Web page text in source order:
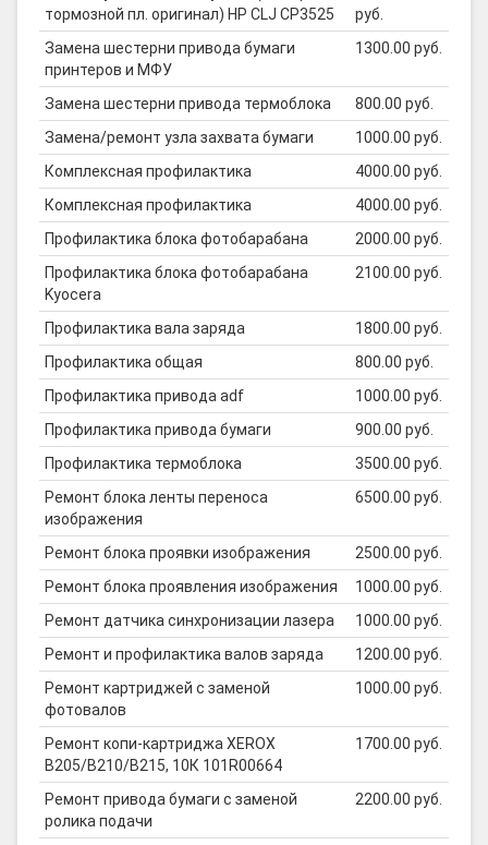
тормозной пл. оригинал) HP CLJ CP3525
руб.
Замена шестерни привода бумаги
принтеров и МФУ
1300.00 руб.
Замена шестерни привода термоблока
800.00 руб.
Замена/ремонт узла захвата бумаги
1000.00 руб.
Комплексная профилактика
4000.00 руб.
Комплексная профилактика
4000.00 руб.
Профилактика блока фотобарабана
2000.00 руб.
Профилактика блока фотобарабана
Kyocera
2100.00 руб.
Профилактика вала заряда
1800.00 руб.
Профилактика общая
800.00 руб.
Профилактика привода adf
1000.00 руб.
Профилактика привода бумаги
900.00 руб.
Профилактика термоблока
3500.00 руб.
Ремонт блока ленты переноса
изображения
6500.00 руб.
Ремонт блока проявки изображения
2500.00 руб.
Ремонт блока проявления изображения
1000.00 руб.
Ремонт датчика синхронизации лазера
1000.00 руб.
Ремонт и профилактика валов заряда
1200.00 руб.
Ремонт картриджей с заменой
фотовалов
1000.00 руб.
Ремонт копи-картриджа XEROX
B205/B210/B215, 10К 101R00664
1700.00 руб.
Ремонт привода бумаги с заменой
ролика подачи
2200.00 руб.